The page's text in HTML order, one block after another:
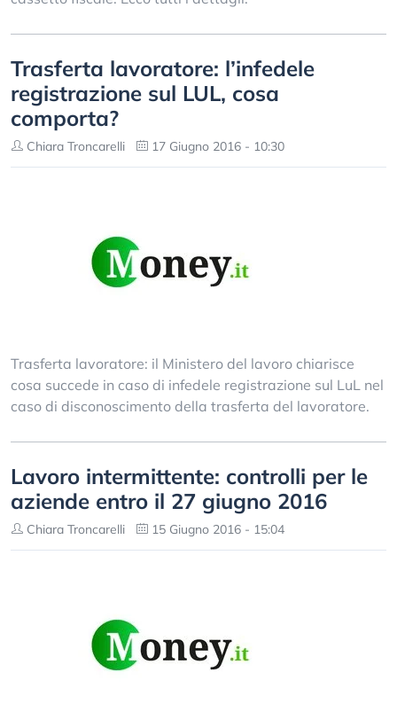
Trasferta lavoratore: l’infedele
registrazione sul LUL, cosa
comporta?
Chiara Troncarelli 17 Giugno 2016 - 10:30
Trasferta lavoratore: il Ministero del lavoro chiarisce
cosa succede in caso di infedele registrazione sul LuL nel
caso di disconoscimento della trasferta del lavoratore.
Lavoro intermittente: controlli per le
aziende entro il 27 giugno 2016
Chiara Troncarelli 15 Giugno 2016 - 15:04